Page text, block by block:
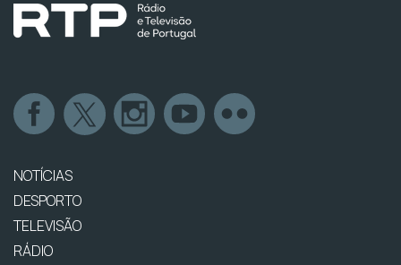
NOTÍCIAS
DESPORTO
TELEVISÃO
RÁDIO